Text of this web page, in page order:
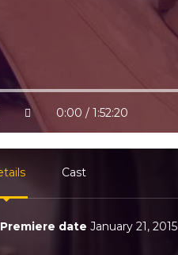
progress
play
volume0:00 / 1:52:20
Cast
Premiere date January 21, 2015